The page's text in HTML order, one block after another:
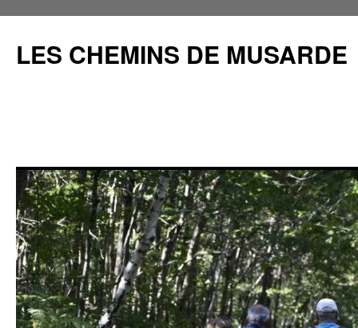
contenu
LES CHEMINS DE MUSARDE